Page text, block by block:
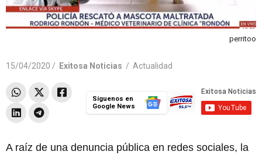
perritoo
15/04/2020 / Exitosa Noticias / Actualidad
Síguenos en
Google News
A raíz de una denuncia pública en redes sociales, la